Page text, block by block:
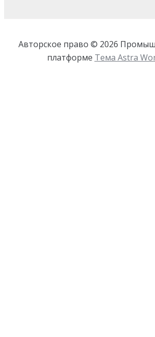
Авторское право © 2026
платформе Тема Astra